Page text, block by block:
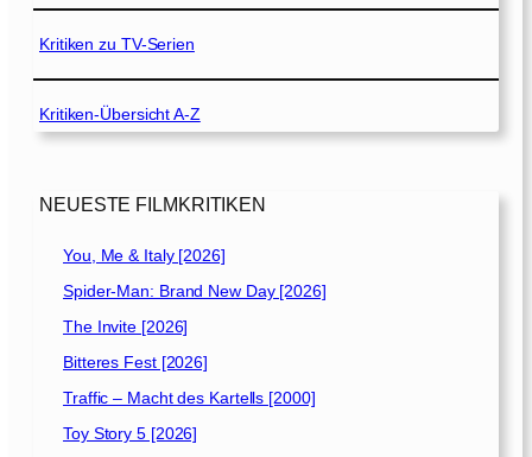
s
S
l
l
V
s
i
e
d
e
Kritiken zu TV-Serien
Kritiken-Übersicht A-Z
NEUESTE FILMKRITIKEN
You, Me & Italy [2026]
Spider-Man: Brand New Day [2026]
The Invite [2026]
Bitteres Fest [2026]
Traffic – Macht des Kartells [2000]
Toy Story 5 [2026]